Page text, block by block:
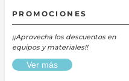
PROMOCIONES
¡¡Aprovecha los descuentos en
equipos y materiales!!
Ver más